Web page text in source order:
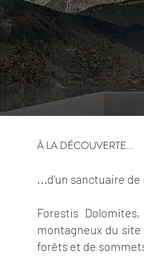
À LA DÉCOUVERTE...
...d'un sanctuaire
Forestis
montagneux du
forêts et de